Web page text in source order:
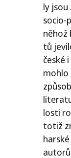
ly jsou
socio-
něhož
tů
čes­ké
moh­lo
los­ti
totiž